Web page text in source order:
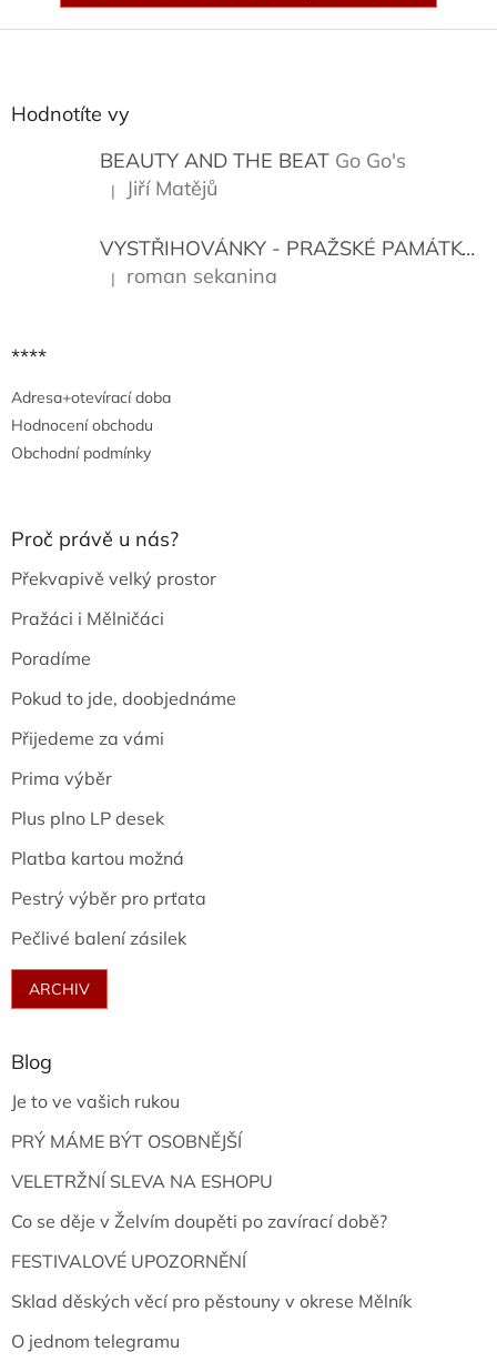
Hodnotíte vy
BEAUTY AND THE BEAT Go Go's
Hodnocení produktu je 5 z 5 hvězdiček.
| Jiří Matějů
VYSTŘIHOVÁNKY - PRAŽSKÉ PAMÁTKY
Hodnocení produktu je 5 z 5 hvězdiček.
| roman sekanina
****
Adresa+otevírací doba
Hodnocení obchodu
Obchodní podmínky
Proč právě u nás?
Překvapivě velký prostor
Pražáci i Mělničáci
Poradíme
Pokud to jde, doobjednáme
Přijedeme za vámi
Prima výběr
Plus plno LP desek
Platba kartou možná
Pestrý výběr pro prťata
Pečlivé balení zásilek
ARCHIV
Blog
Je to ve vašich rukou
PRÝ MÁME BÝT OSOBNĚJŠÍ
VELETRŽNÍ SLEVA NA ESHOPU
Co se děje v Želvím doupěti po zavírací době?
FESTIVALOVÉ UPOZORNĚNÍ
Sklad děských věcí pro pěstouny v okrese Mělník
O jednom telegramu